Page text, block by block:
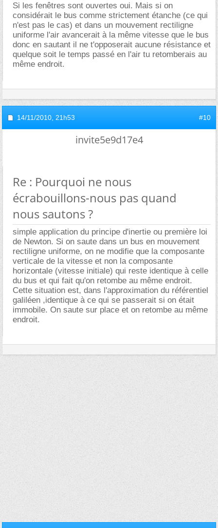
Si les fenêtres sont ouvertes oui. Mais si on
considérait le bus comme strictement étanche (ce qui
n'est pas le cas) et dans un mouvement rectiligne
uniforme l'air avancerait à la même vitesse que le bus
donc en sautant il ne t'opposerait aucune résistance et
quelque soit le temps passé en l'air tu retomberais au
même endroit.
14/11/2010, 21h53 #10
invite5e9d17e4
Re : Pourquoi ne nous
écrabouillons-nous pas quand
nous sautons ?
simple application du principe d'inertie ou première loi
de Newton. Si on saute dans un bus en mouvement
rectiligne uniforme, on ne modifie que la composante
verticale de la vitesse et non la composante
horizontale (vitesse initiale) qui reste identique à celle
du bus et qui fait qu'on retombe au même endroit.
Cette situation est, dans l'approximation du référentiel
galiléen ,identique à ce qui se passerait si on était
immobile. On saute sur place et on retombe au même
endroit.